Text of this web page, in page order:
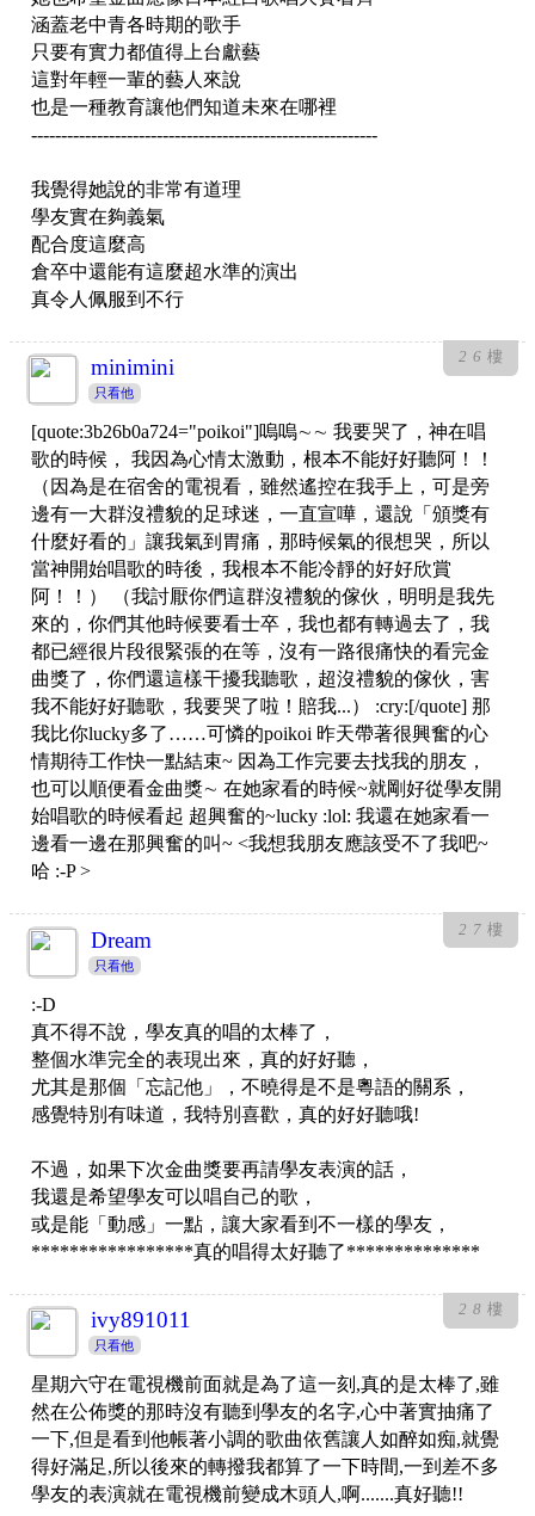
涵蓋老中青各時期的歌手
只要有實力都值得上台獻藝
這對年輕一輩的藝人來說
也是一種教育讓他們知道未來在哪裡
----------------------------------------------------------
我覺得她說的非常有道理
學友實在夠義氣
配合度這麼高
倉卒中還能有這麼超水準的演出
真令人佩服到不行
26 樓
minimini
只看他
[quote:3b26b0a724="poikoi"]嗚嗚∼∼ 我要哭了，神在唱
歌的時候， 我因為心情太激動，根本不能好好聽阿！！
（因為是在宿舍的電視看，雖然遙控在我手上，可是旁
邊有一大群沒禮貌的足球迷，一直宣嘩，還說「頒獎有
什麼好看的」讓我氣到胃痛，那時候氣的很想哭，所以
當神開始唱歌的時後，我根本不能冷靜的好好欣賞
阿！！） （我討厭你們這群沒禮貌的傢伙，明明是我先
來的，你們其他時候要看士卒，我也都有轉過去了，我
都已經很片段很緊張的在等，沒有一路很痛快的看完金
曲獎了，你們還這樣干擾我聽歌，超沒禮貌的傢伙，害
我不能好好聽歌，我要哭了啦！賠我...） :cry:[/quote] 那
我比你lucky多了……可憐的poikoi 昨天帶著很興奮的心
情期待工作快一點結束~ 因為工作完要去找我的朋友，
也可以順便看金曲獎∼ 在她家看的時候~就剛好從學友開
始唱歌的時候看起 超興奮的~lucky :lol: 我還在她家看一
邊看一邊在那興奮的叫~ <我想我朋友應該受不了我吧~
哈 :-P >
27 樓
Dream
只看他
:-D
真不得不說，學友真的唱的太棒了，
整個水準完全的表現出來，真的好好聽，
尤其是那個「忘記他」，不曉得是不是粵語的關系，
感覺特別有味道，我特別喜歡，真的好好聽哦!
不過，如果下次金曲獎要再請學友表演的話，
我還是希望學友可以唱自己的歌，
或是能「動感」一點，讓大家看到不一樣的學友，
*****************真的唱得太好聽了**************
28 樓
ivy891011
只看他
星期六守在電視機前面就是為了這一刻,真的是太棒了,雖
然在公佈獎的那時沒有聽到學友的名字,心中著實抽痛了
一下,但是看到他帳著小調的歌曲依舊讓人如醉如痴,就覺
得好滿足,所以後來的轉撥我都算了一下時間,一到差不多
學友的表演就在電視機前變成木頭人,啊.......真好聽!!